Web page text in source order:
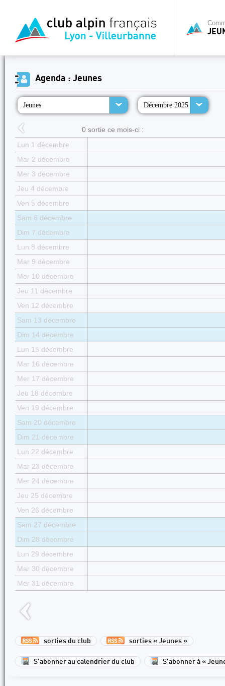
Agenda : Jeunes
Jeunes Décembre 2025
0 sortie ce mois-ci :
Lun 1 décembre
Mar 2 décembre
Mer 3 décembre
Jeu 4 décembre
Ven 5 décembre
Sam 6 décembre
Dim 7 décembre
Lun 8 décembre
Mar 9 décembre
Mer 10 décembre
Jeu 11 décembre
Ven 12 décembre
Sam 13 décembre
Dim 14 décembre
Lun 15 décembre
Mar 16 décembre
Mer 17 décembre
Jeu 18 décembre
Ven 19 décembre
Sam 20 décembre
Dim 21 décembre
Lun 22 décembre
Mar 23 décembre
Mer 24 décembre
Jeu 25 décembre
Ven 26 décembre
Sam 27 décembre
Dim 28 décembre
Lun 29 décembre
Mar 30 décembre
Mer 31 décembre
sorties du club sorties « Jeunes »
S'abonner au calendrier du club S'abonner à «